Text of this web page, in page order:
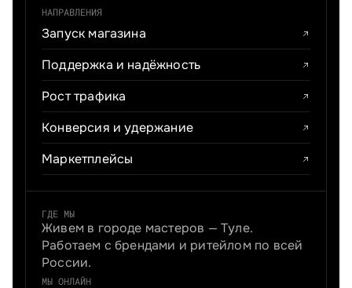
НАПРАВЛЕНИЯ
Запуск магазина
Поддержка и надёжность
Рост трафика
Конверсия и удержание
Маркетплейсы
ГДЕ МЫ
Живем в городе мастеров — Туле.
Работаем с брендами и ритейлом по всей
России.
МЫ ОНЛАЙН